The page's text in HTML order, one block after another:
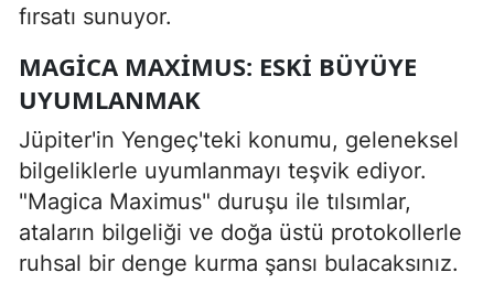
fırsatı sunuyor.
MAGICA MAXIMUS: ESKI BÜYÜYE
UYUMLANMAK
Jüpiter'in Yengeç'teki konumu, geleneksel
bilgeliklerle uyumlanmayı teşvik ediyor.
"Magica Maximus" duruşu ile tılsımlar,
ataların bilgeliği ve doğa üstü protokollerle
ruhsal bir denge kurma şansı bulacaksınız.